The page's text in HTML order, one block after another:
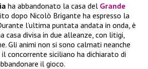
ha abbandonato la casa del Grande
dopo Nicolò Brigante ha espresso la
l’ultima puntata andata in onda, è
divisa in due alleanze, con litigi,
Gli animi non si sono calmati neanche
concorrente siciliano ha dichiarato di
il gioco.